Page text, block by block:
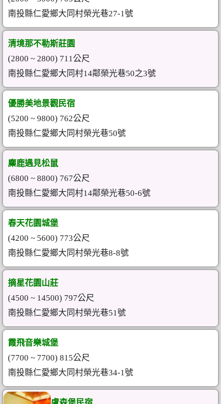
南投縣仁愛鄉大同村榮光巷27-1號
清境那不勒斯莊園
(2800 ~ 2800) 711公尺
南投縣仁愛鄉大同村14鄰榮光巷50之3號
優勝美地景觀民宿
(5200 ~ 9800) 762公尺
南投縣仁愛鄉大同村榮光巷50號
麋鹿遇見松鼠
(6800 ~ 8800) 767公尺
南投縣仁愛鄉大同村14鄰榮光巷50-6號
春天花園城堡
(4200 ~ 5600) 773公尺
南投縣仁愛鄉大同村榮光巷8-8號
摘星花園山莊
(4500 ~ 14500) 797公尺
南投縣仁愛鄉大同村榮光巷51號
霞飛音樂城堡
(7700 ~ 7700) 815公尺
南投縣仁愛鄉大同村榮光巷34-1號